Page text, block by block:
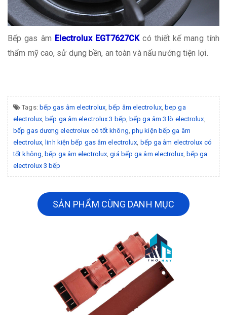
Bếp gas âm Electrolux EGT7627CKcó thiết kế mang tính
thẩm mỹ cao, sử dụng bền, an toàn và nấu nướng tiện lợi.
Tags: bếp gas âm electrolux, bếp âm electrolux, bep ga
electrolux bếp ga âm electrolux 3 bếp bếp ga âm 3 lò electrolux
bếp gas dương electrolux có tốt không phụ kiện bếp ga âm
electrolux linh kiện bếp gas âm electrolux bếp ga âm electrolux có
tốt không bếp ga âm electrolux ,giá bếp ga âm electrolux, bếp ga
electrolux 3 bếp
SẢN PHẨM CÙNG DANH MỤC